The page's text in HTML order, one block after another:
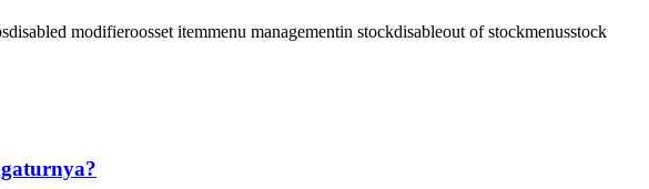
disabled modifieroosset itemmenu managementin stockdisableout of stockmenusstock